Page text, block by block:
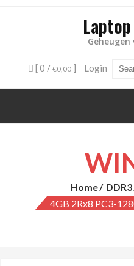
Laptop
[ 0 / €0,00 ] Login
Home DDR3
4GB 2Rx8 PC3-